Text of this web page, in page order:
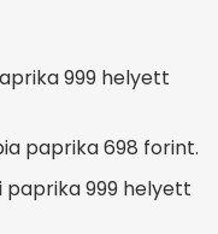
999 helyett
paprika 698 forint.
paprika 999 helyett